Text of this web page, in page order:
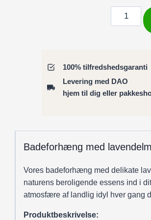
/
blomster
antal
100% tilfredshedsgaranti
Levering med DAO
hjem til dig eller
Badeforhæng med
Vores badeforhæng med delikate
naturens beroligende essens ind i
atmosfære af landlig idyl hver gang
Produktbeskrivelse: